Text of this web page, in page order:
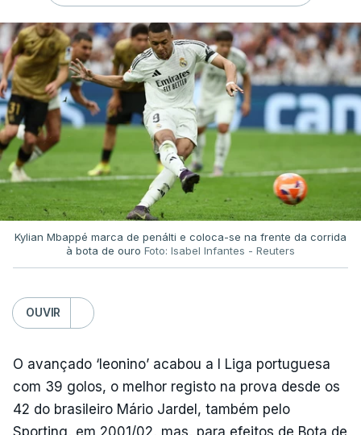
Kylian Mbappé marca de penálti e coloca-se na frente da corrida
à bota de ouro Foto: Isabel Infantes - Reuters
OUVIR
O avançado ‘leonino’ acabou a I Liga portuguesa
com 39 golos, o melhor registo na prova desde os
42 do brasileiro Mário Jardel, também pelo
Sporting, em 2001/02, mas, para efeitos de Bota de